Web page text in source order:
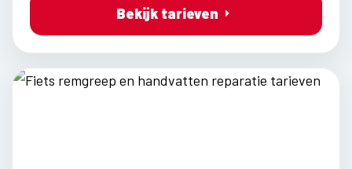
Bekijk tarieven